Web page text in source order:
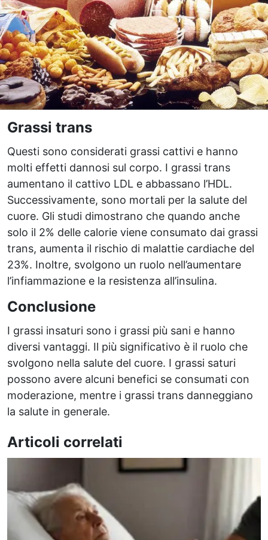
Grassi trans
Questi sono considerati grassi cattivi e hanno
molti effetti dannosi sul corpo. I grassi trans
aumentano il cattivo LDL e abbassano l’HDL.
Successivamente, sono mortali per la salute del
cuore. Gli studi dimostrano che quando anche
solo il 2% delle calorie viene consumato dai grassi
trans, aumenta il rischio di malattie cardiache del
23%. Inoltre, svolgono un ruolo nell’aumentare
l’infiammazione e la resistenza all’insulina.
Conclusione
I grassi insaturi sono i grassi più sani e hanno
diversi vantaggi. Il più significativo è il ruolo che
svolgono nella salute del cuore. I grassi saturi
possono avere alcuni benefici se consumati con
moderazione, mentre i grassi trans danneggiano
la salute in generale.
Articoli correlati